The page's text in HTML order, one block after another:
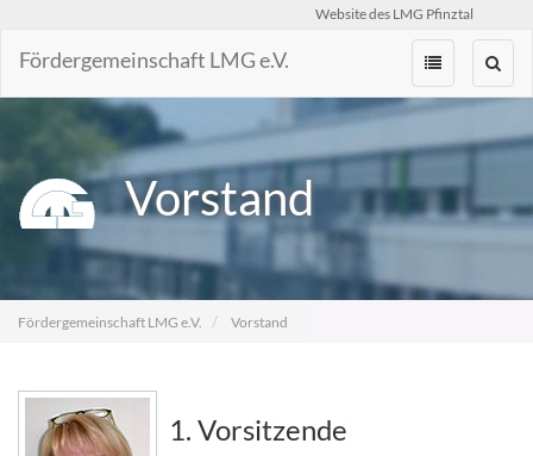
Zum
springen
Website des LMG Pfinztal
Fördergemeinschaft LMG e.V.
Vorstand
Fördergemeinschaft LMG e.V. Vorstand
1. Vorsitzende